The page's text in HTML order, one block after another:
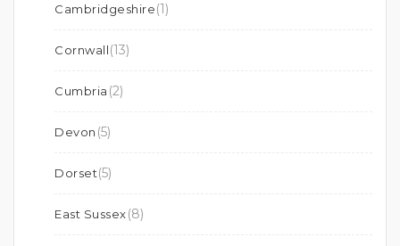
Cambridgeshire(1)
Cornwall(13)
Cumbria (2)
Devon (5)
Dorset(5)
East Sussex(8)